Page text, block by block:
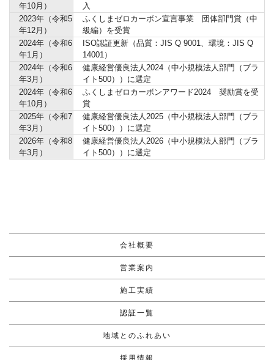
年10月）
入
2023年（令和5
年12月）
ふくしまゼロカーボン宣言事業 団体部門賞（中
級編）を受賞
2024年（令和6
年1月）
ISO認証更新（品質：JIS Q 9001、環境：JIS Q
14001）
2024年（令和6
年3月）
健康経営優良法人2024（中小規模法人部門（ブラ
イト500））に選定
2024年（令和6
年10月）
ふくしまゼロカーボンアワード2024 奨励賞を受
賞
2025年（令和7
年3月）
健康経営優良法人2025（中小規模法人部門（ブラ
イト500））に選定
2026年（令和8
年3月）
健康経営優良法人2026（中小規模法人部門（ブラ
イト500））に選定
会社概要
営業案内
施工実績
認証一覧
地域とのふれあい